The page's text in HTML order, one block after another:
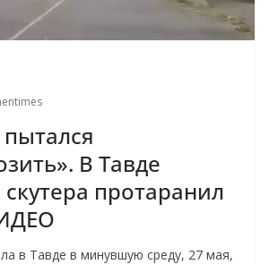
В Тавде
протаранил
в Тавде в минувшую среду, 27 мая,